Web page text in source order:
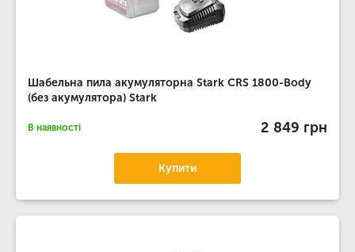
Шабельна пила акумуляторна Stark CRS 1800-Body
(без акумулятора) Stark
В наявності 2 849 грн
Купити